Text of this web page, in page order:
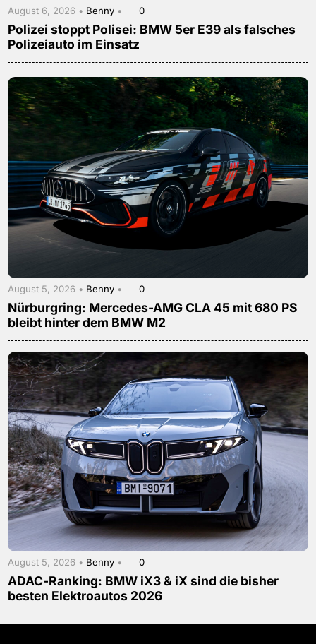
August 6, 2026 • Benny • 0
Polizei stoppt Polisei: BMW 5er E39 als falsches
Polizeiauto im Einsatz
August 5, 2026 • Benny • 0
Nürburgring: Mercedes-AMG CLA 45 mit 680 PS
bleibt hinter dem BMW M2
August 5, 2026 • Benny • 0
ADAC-Ranking: BMW iX3 & iX sind die bisher
besten Elektroautos 2026